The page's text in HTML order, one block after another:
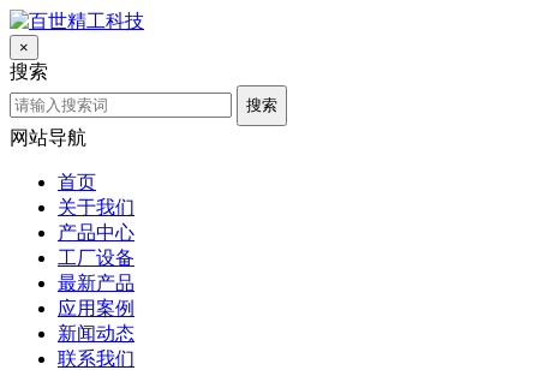
×
搜索
搜索
网站导航
首页
关于我们
产品中心
工厂设备
最新产品
应用案例
新闻动态
联系我们